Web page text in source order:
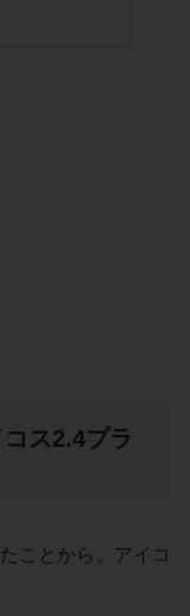
ス2.4プラ
ことから、アイコ